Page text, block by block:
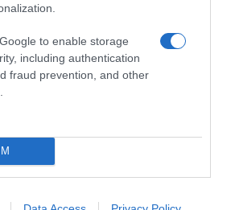
to enable storage
including authentication
fraud prevention, and other